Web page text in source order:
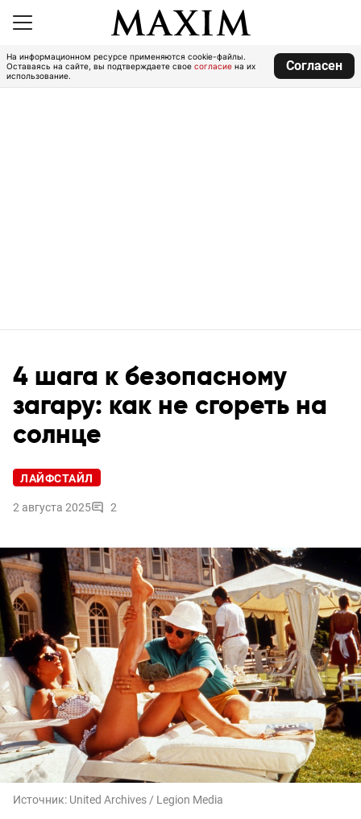
На информационном ресурсе применяются cookie-файлы.
Оставаясь на сайте, вы подтверждаете свое согласие на их
использование.
Согласен
4 шага к безопасному
загару: как не сгореть на
солнце
ЛАЙФСТАЙЛ
2 августа 2025 2
Источник: United Archives / Legion Media